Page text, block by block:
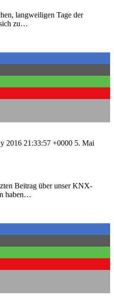
langweiligen Tage der
zu…
2016 21:33:57 +0000 5. Mai
Beitrag über unser KNX-
haben…